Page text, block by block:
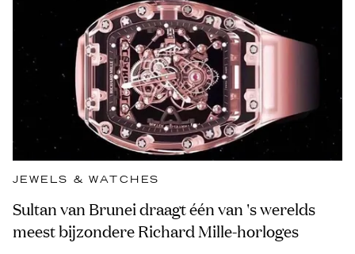
JEWELS & WATCHES
Sultan van Brunei draagt één van 's werelds
meest bijzondere Richard Mille-horloges